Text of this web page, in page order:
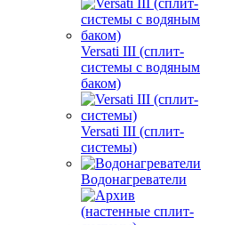
Versati III (сплит-
системы с водяным
баком)
Versati III (сплит-
системы)
Водонагреватели